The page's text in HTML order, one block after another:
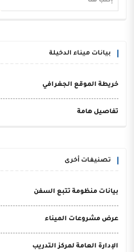
بيانات ميناء الدخيلة
خريطة الموقع الجغرافي
تفاصيل هامة
تصنيفات أخرى
بيانات منظومة تتبع السفن
عرض مشروعات الميناء
الإدارة العامة لمركز التدريب